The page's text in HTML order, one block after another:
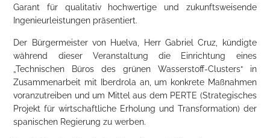
Garant für qualitativ hochwertige und zukunftsweisende
Ingenieurleistungen präsentiert.
Der Bürgermeister von Huelva, Herr Gabriel Cruz, kündigte
während dieser Veranstaltung die Einrichtung eines
„Technischen Büros des grünen Wasserstoff-Clusters“ in
Zusammenarbeit mit Iberdrola an, um konkrete Maßnahmen
voranzutreiben und um Mittel aus dem PERTE (Strategisches
Projekt für wirtschaftliche Erholung und Transformation) der
spanischen Regierung zu werben.